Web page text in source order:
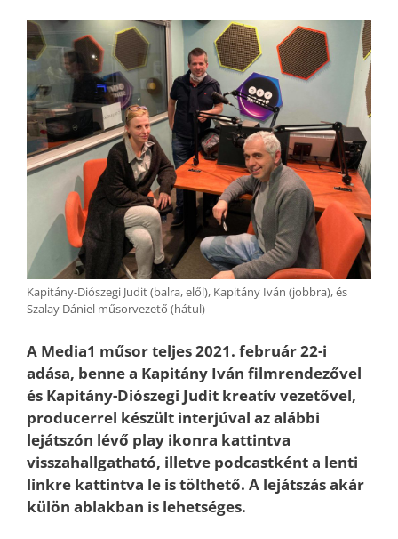
Kapitány-Diószegi Judit (balra, elől), Kapitány Iván (jobbra), és
Szalay Dániel műsorvezető (hátul)
A Media1 műsor teljes 2021. február 22-i
adása, benne a Kapitány Iván filmrendezővel
és Kapitány-Diószegi Judit kreatív vezetővel,
producerrel készült interjúval az alábbi
lejátszón lévő play ikonra kattintva
visszahallgatható, illetve podcastként a lenti
linkre kattintva le is tölthető. A lejátszás akár
külön ablakban is lehetséges.